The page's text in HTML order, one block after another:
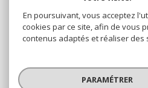
© 2026 | Tous
Mentions légales
En poursuivant, vous acceptez
cookies par ce site, afin de vous
contenus adaptés et réaliser des
PARAMÉTRER